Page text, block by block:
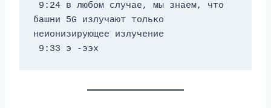
башни 5G излучают только
неионизирующее излучение
9:33 э -ээх